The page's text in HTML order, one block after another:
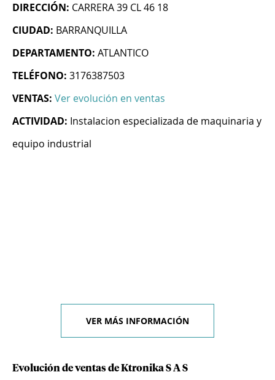
DIRECCIÓN: CARRERA 39 CL 46 18
CIUDAD: BARRANQUILLA
DEPARTAMENTO: ATLANTICO
TELÉFONO: 3176387503
VENTAS: Ver evolución en ventas
ACTIVIDAD: Instalacion especializada de maquinaria y
equipo industrial
VER MÁS INFORMACIÓN
Evolución de ventas de Ktronika S A S